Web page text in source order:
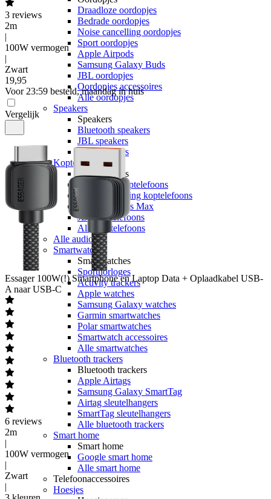
Draadloze oordopjes
Bedrade oordopjes
Noise cancelling oordopjes
Sport oordopjes
Apple Airpods
Samsung Galaxy Buds
JBL oordopjes
Oordopjes accessoires
Alle oordopjes
Speakers
Speakers
Bluetooth speakers
JBL speakers
Alle speakers
Koptelefoons
Koptelefoons
Draadloze koptelefoons
Noise cancelling koptelefoons
Apple Airpods Max
JBL koptelefoons
Alle koptelefoons
Alle audio
Smartwatches
Smartwatches
Sporthorloges
Activity trackers
Apple watches
Samsung Galaxy watches
Garmin smartwatches
Polar smartwatches
Smartwatch accessoires
Alle smartwatches
Bluetooth trackers
Bluetooth trackers
Apple Airtags
Samsung Galaxy SmartTag
Airtag sleutelhangers
SmartTag sleutelhangers
Alle bluetooth trackers
Smart home
Smart home
Google smart home
Alle smart home
Telefoonaccessoires
Hoesjes
3 reviews
2m
|
100W vermogen
|
Zwart
19,95
Voor 23:59 besteld, maandag in huis
Vergelijk
Essager 100W(!) Smartphone en Laptop Data + Oplaadkabel USB-
A naar USB-C
6 reviews
2m
|
100W vermogen
|
Zwart
|